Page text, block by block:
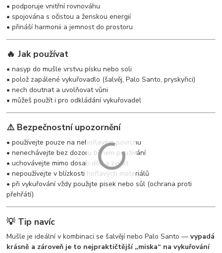
• podporuje vnitřní rovnováhu
• spojována s očistou a ženskou energií
• přináší harmonii a jemnost do prostoru
🔥 Jak používat
• nasyp do mušle vrstvu písku nebo soli
• polož zapálené vykuřovadlo (šalvěj, Palo Santo, pryskyřici)
• nech doutnat a uvolňovat vůni
• můžeš použít i pro odkládání vykuřovadel
⚠️ Bezpečnostní upozornění
• používejte pouze na nehořlavém povrchu
• nenechávejte bez dozoru během používání
• uchovávejte mimo dosah dětí a zvířat
• nepoužívejte v blízkosti hořlavých materiálů
• při vykuřování vždy použijte písek nebo sůl (ochrana proti
přehřátí)
💡 Tip navíc
Mušle je ideální v kombinaci se šalvějí nebo Palo Santo —vypadá
krásně a zároveň je to nejpraktičtější „miska“ na vykuřování